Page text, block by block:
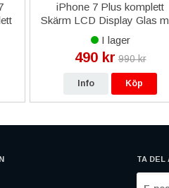
iPhone 7 Plus komplett
Skärm LCD Display Glas
smådelar - Svart
I lager
490 kr 990 kr
Info Köp
TA DEL